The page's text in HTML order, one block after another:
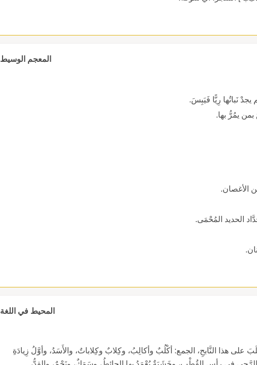
المعجم الوسيط
يجدْ نَباتُها رِيًّا فَيَبِسَ.
يمُرُّ بها.
الأغصان.
الحديد المُحْمَى.
المحيط في اللغة
ـ كَلْب: كُلُّ سَبُعٍ عَقورٍ، وغَلَبَ على هذا النَّابحِ، الجمع: أكْلُبٌ وأكالِبُ، وكِلابٌ وكِلاباتٌ، والأَسَدُ، وأوَّلُ زِيادَةِ